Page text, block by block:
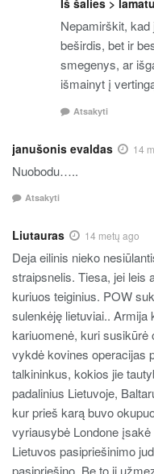
Iš šalies >
Nepamirškit,
beširdis, bet ir
smegenys, ar
išmainyt į
Atsakyti
janušonis evaldas 14
Nuobodu…..
Atsakyti
Liutauras 14 metų ago
Deja eilinis nieko
straipsnelis. Tiesa, jei leis
kuriuos teiginius. POW
sulenkėję lietuviai.. Armija
kariuomenė, kuri susikūrė
vykdė kovines operacijas
talkininkus, kokios jie
padalinius Lietuvoje,
kur prieš karą buvo
vyriausybė Londone
Lietuvos pasipriešinimo
pasipriešino. Be to ji